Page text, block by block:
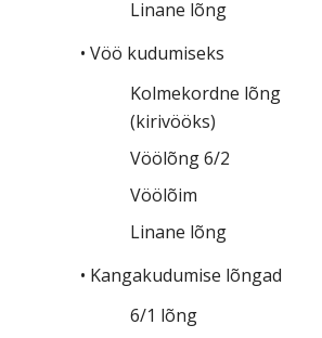
Linane lõng
• Vöö kudumiseks
Kolmekordne lõng
(kirivööks)
Vöölõng 6/2
Vöölõim
Linane lõng
• Kangakudumise lõngad
6/1 lõng